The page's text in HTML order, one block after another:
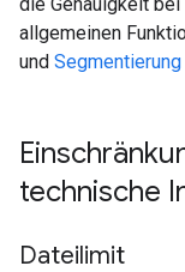
allgemeinen
und Segmentierung
technische
Dateilimit